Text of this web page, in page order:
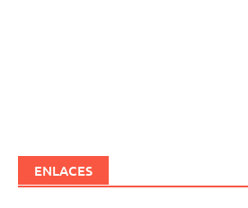
ENLACES